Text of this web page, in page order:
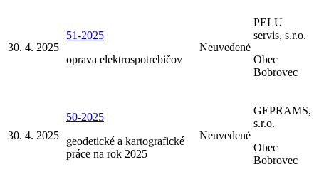
30. 4. 2025
51-2025
oprava elektrospotrebičov
Neuvedené
PELU
servis, s.r.o.
Obec
Bobrovec
30. 4. 2025
50-2025
geodetické a kartografické
práce na rok 2025
Neuvedené
GEPRAMS,
s.r.o.
Obec
Bobrovec